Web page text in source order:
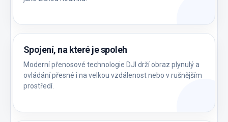
Spojení, na které je spoleh
Moderní přenosové technologie DJI drží obraz plynulý a
ovládání přesné i na velkou vzdálenost nebo v rušnějším
prostředí.